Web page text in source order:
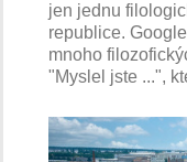
jen jednu
republice.
mnoho
"Myslel jste ...",